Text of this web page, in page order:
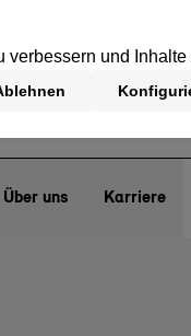
Über uns Karriere